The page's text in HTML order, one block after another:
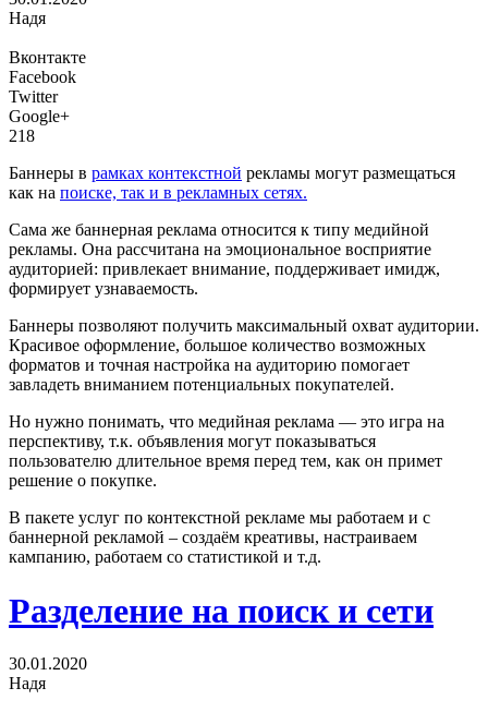
Надя
Вконтакте
Facebook
Twitter
Google+
218
Баннеры в рамках контекстной рекламы могут размещаться
как на поиске, так и в рекламных сетях.
Сама же баннерная реклама относится к типу медийной
рекламы. Она рассчитана на эмоциональное восприятие
аудиторией: привлекает внимание, поддерживает имидж,
формирует узнаваемость.
Баннеры позволяют получить максимальный охват аудитории.
Красивое оформление, большое количество возможных
форматов и точная настройка на аудиторию помогает
завладеть вниманием потенциальных покупателей.
Но нужно понимать, что медийная реклама — это игра на
перспективу, т.к. объявления могут показываться
пользователю длительное время перед тем, как он примет
решение о покупке.
В пакете услуг по контекстной рекламе мы работаем и с
баннерной рекламой – создаём креативы, настраиваем
кампанию, работаем со статистикой и т.д.
Разделение на поиск и сети
30.01.2020
Надя